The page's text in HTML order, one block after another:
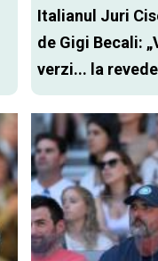
Italianul Juri
de Gigi Becali:
verzi... la